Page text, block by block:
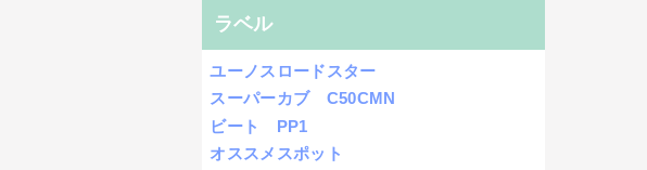
ラベル
ユーノスロードスター
スーパーカブ C50CMN
ビート PP1
オススメスポット